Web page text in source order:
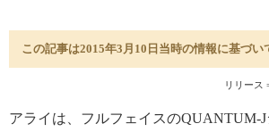
この記事は2015年3月10日当時の情報に基づい
リリース
アライは、フルフェイスのQUANTUM-